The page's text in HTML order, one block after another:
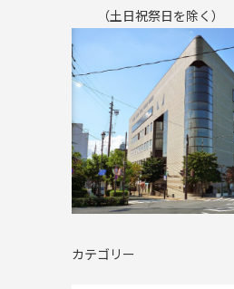
（土日祝祭日を除く）
カテゴリー